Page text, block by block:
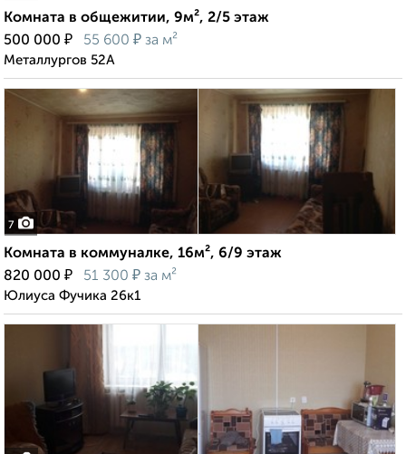
Комната в общежитии, 9м², 2/5 этаж
500 000 ₽ 55 600 ₽ за м²
Металлургов 52А
7
Комната в коммуналке, 16м², 6/9 этаж
820 000 ₽ 51 300 ₽ за м²
Юлиуса Фучика 26к1